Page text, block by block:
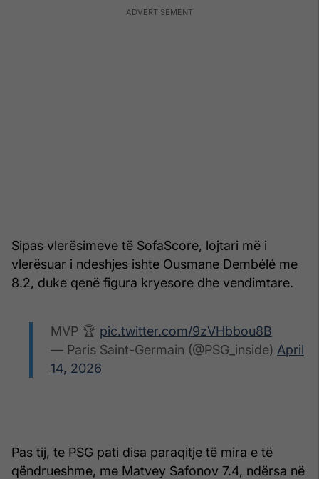
Sipas vlerësimeve të SofaScore, lojtari më i
vlerësuar i ndeshjes ishte Ousmane Dembélé me
8.2, duke qenë figura kryesore dhe vendimtare.
MVP 🏆 pic.twitter.com/9zVHbbou8B
— Paris Saint-Germain (@PSG_inside) April
14, 2026
Pas tij, te PSG pati disa paraqitje të mira e të
qëndrueshme, me Matvey Safonov 7.4, ndërsa në